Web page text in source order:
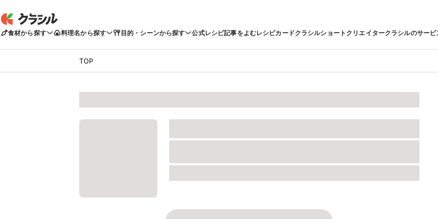
食材から探す 料理名から探す 目的・シーンから探す 公式レシピ記事をよむレシピカードクラシルショートクリエイタークラシルのサービ
TOP